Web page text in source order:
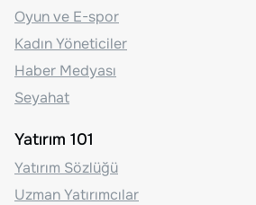
Oyun ve E-spor
Kadın Yöneticiler
Haber Medyası
Seyahat
Yatırım 101
Yatırım Sözlüğü
Uzman Yatırımcılar